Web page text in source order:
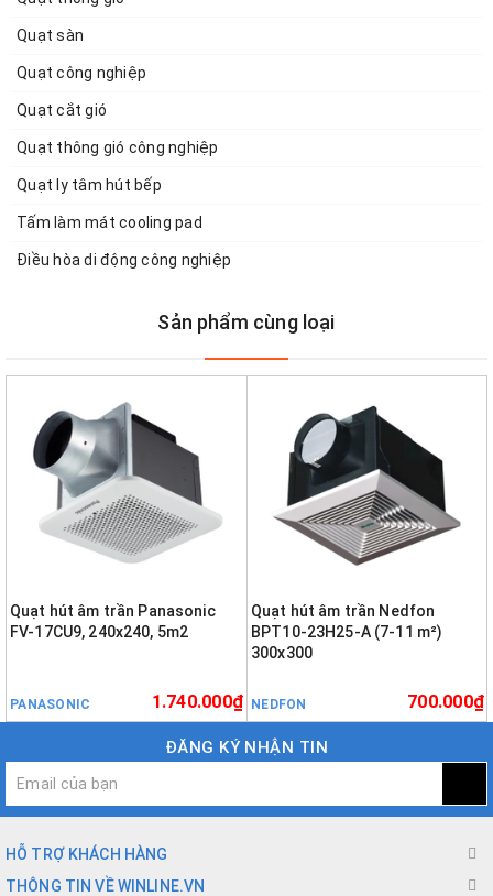
Quạt sàn
Quạt công nghiệp
Quạt cắt gió
Quạt thông gió công nghiệp
Quạt ly tâm hút bếp
Tấm làm mát cooling pad
Điều hòa di động công nghiệp
Sản phẩm cùng loại
Quạt hút âm trần Panasonic
FV-17CU9, 240x240, 5m2
PANASONIC 1.740.000₫
Quạt hút âm trần Nedfon
BPT10-23H25-A (7-11 m²)
300x300
NEDFON 700.000₫
ĐĂNG KÝ NHẬN TIN
HỖ TRỢ KHÁCH HÀNG
THÔNG TIN VỀ WINLINE.VN